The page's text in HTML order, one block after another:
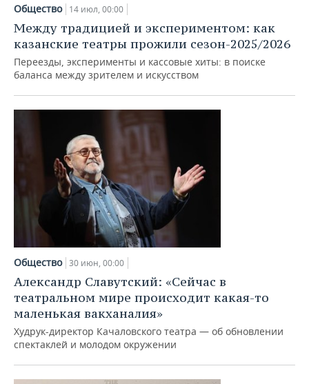
НЕФТЕХИМИЯ
НЕФТЬ
ОПК
ЭНЕРГЕТИКА
РОЗНИЧНАЯ ТОРГОВЛЯ
ТРАНСПОРТ
НОВОСТИ ТЕХНОЛОГИЙ
IT
ТЕЛЕКОММУНИКАЦИИ
МЕРОПРИЯТИЯ
НОВОСТИ МЕРОПРИЯТИЙ
ONLINE-КОНФЕРЕНЦИИ
ОТКРЫТАЯ ЛЕКЦИЯ
СПОРТ
ХОККЕЙ
БАСКЕТБОЛ
ВОЛЕЙБОЛ
КИБЕРСПОРТ
ФИГУРНОЕ КАТАНИЕ
ВОДНЫЕ ВИДЫ СПОРТА
ХОККЕЙ С МЯЧОМ
НОВОСТИ ОБЩЕСТВА
ВЛАСТЬ
ИНФРАСТРУКТУРА
ИСТОРИЯ
КУЛЬТУРА
МЕДИЦИНА
ОБРАЗОВАНИЕ
ПРОИСШЕСТВИЯ
СЮЖЕТЫ
СПРАВОЧНИК
СПИСОК ПЕРСОН
СПИСОК КОМПАНИЙ
ПОЛНАЯ ВЕРСИЯ
Общество 14 июл, 00:00
Между традицией и экспериментом: как
казанские театры прожили сезон-2025/2026
Переезды, эксперименты и кассовые хиты: в поиске
баланса между зрителем и искусством
Общество 30 июн, 00:00
Александр Славутский: «Сейчас в
театральном мире происходит какая-то
маленькая вакханалия»
Худрук-директор Качаловского театра — об обновлении
спектаклей и молодом окружении